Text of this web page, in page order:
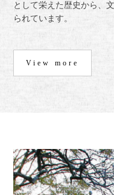
として栄えた歴史から、
られています。
View more